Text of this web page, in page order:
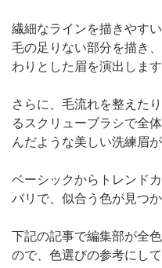
繊細なラインを描きやす
毛の足りない部分を描き
わりとした眉を演出します
さらに、毛流れを整えた
るスクリューブラシで全
んだような美しい洗練眉が
ベーシックからトレンド
バリで、似合う色が見つ
下記の記事で編集部が全
ので、色選びの参考にし